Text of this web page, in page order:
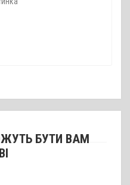
БУТИ ВАМ